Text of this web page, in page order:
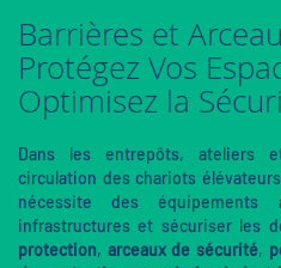
Barrières et
Protégez Vos
Optimisez la
Dans les entrepôts, ateliers
circulation des chariots
nécessite des
infrastructures et sécuriser les
protection, arceaux de sécurité,